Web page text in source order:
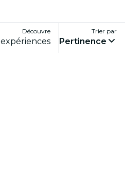
Découvre
expériences
Trier par
Pertinence